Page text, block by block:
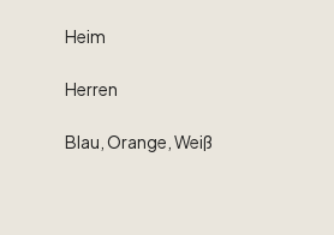
Heim
Herren
Blau, Orange, Weiß